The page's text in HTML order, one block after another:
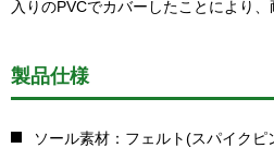
入りのPVCでカバーしたことにより、
製品仕様
ソール素材：フェルト(スパイクピ